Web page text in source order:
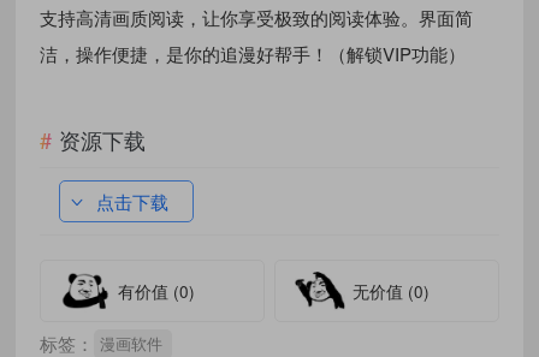
支持高清画质阅读，让你享受极致的阅读体验。界面简
洁，操作便捷，是你的追漫好帮手！（解锁VIP功能）
资源下载
点击下载
有价值 (0) 无价值 (0)
标签： 漫画软件